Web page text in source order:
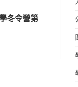
冬令營第